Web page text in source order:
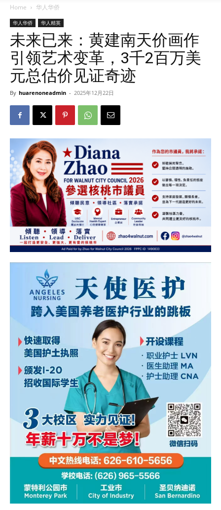
Home 华人华侨
华人华侨 华人精英
未来已来：黄建南天价画作
引领艺术变革，3千2百万美
元总估价见证奇迹
By huarenoneadmin - 2025年12月22日